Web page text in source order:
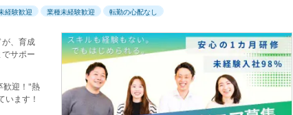
経験歓迎 業種未経験歓迎 転勤の心配なし
、育成
サポー
歓迎！"熱
います！